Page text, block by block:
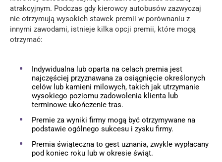
atrakcyjnym. Podczas gdy kierowcy autobusów zazwyczaj
nie otrzymują wysokich stawek premii w porównaniu z
innymi zawodami, istnieje kilka opcji premii, które mogą
otrzymać:
Indywidualna lub oparta na celach premia jest
najczęściej przyznawana za osiągnięcie określonych
celów lub kamieni milowych, takich jak utrzymanie
wysokiego poziomu zadowolenia klienta lub
terminowe ukończenie tras.
Premie za wyniki firmy mogą być otrzymywane na
podstawie ogólnego sukcesu i zysku firmy.
Premia świąteczna to gest uznania, zwykle wypłacany
pod koniec roku lub w okresie świąt.